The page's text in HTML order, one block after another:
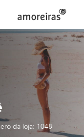
Home
da loja: 1048